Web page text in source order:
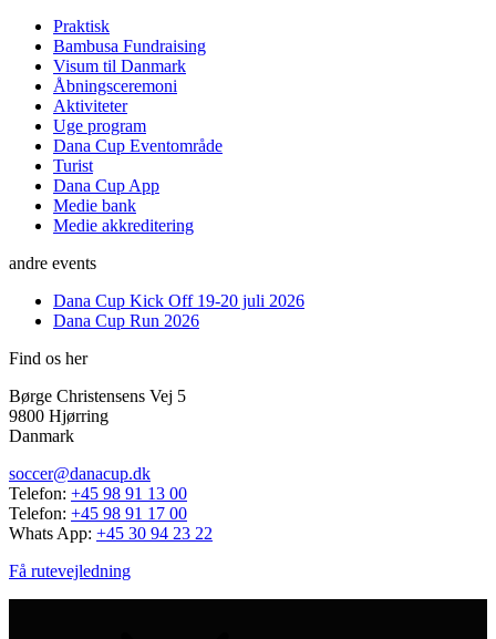
Praktisk
Bambusa Fundraising
Visum til Danmark
Åbningsceremoni
Aktiviteter
Uge program
Dana Cup Eventområde
Turist
Dana Cup App
Medie bank
Medie akkreditering
andre events
Dana Cup Kick Off 19-20 juli 2026
Dana Cup Run 2026
Find os her
Børge Christensens Vej 5
9800 Hjørring
Danmark
soccer@danacup.dk
Telefon: +45 98 91 13 00
Telefon: +45 98 91 17 00
Whats App: +45 30 94 23 22
Få rutevejledning